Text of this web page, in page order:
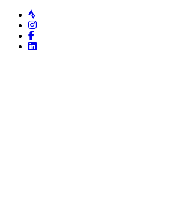
Strava
Instagram
Facebook
LinkedIn